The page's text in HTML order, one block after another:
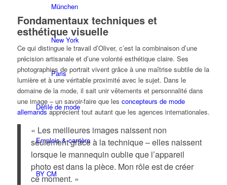
München
New York
Paris
Défilé de mode
Emplois & carrière
BY CM
Fondamentaux techniques et
esthétique visuelle
Ce qui distingue le travail d’Oliver, c’est la combinaison d’une
précision artisanale et d’une volonté esthétique claire. Ses
photographies de portrait vivent grâce à une maîtrise subtile de la
lumière et à une véritable proximité avec le sujet. Dans le
domaine de la mode, il sait unir vêtements et personnalité dans
une image – un savoir-faire que les concepteurs de mode
allemandsapprécient tout autant que les agences internationales.
« Les meilleures images naissent non
seulement grâce à la technique – elles naissent
lorsque le mannequin oublie que l’appareil
photo est dans la pièce. Mon rôle est de créer
ce moment. »